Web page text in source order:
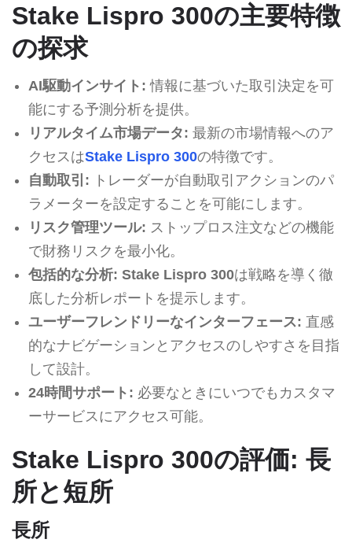
Stake Lispro 300の主要特徴
の探求
AI駆動インサイト: 情報に基づいた取引決定を可
能にする予測分析を提供。
リアルタイム市場データ: 最新の市場情報へのア
クセスはStake Lispro 300の特徴です。
自動取引: トレーダーが自動取引アクションのパ
ラメーターを設定することを可能にします。
リスク管理ツール: ストップロス注文などの機能
で財務リスクを最小化。
包括的な分析: Stake Lispro 300は戦略を導く徹
底した分析レポートを提示します。
ユーザーフレンドリーなインターフェース: 直感
的なナビゲーションとアクセスのしやすさを目指
して設計。
24時間サポート: 必要なときにいつでもカスタマ
ーサービスにアクセス可能。
Stake Lispro 300の評価: 長
所と短所
長所